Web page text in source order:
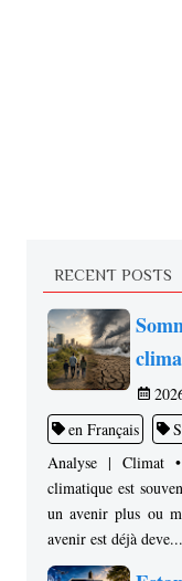
RECENT POSTS
en Français
Analyse | Climat
climatique est
un avenir plus ou
avenir est déjà deve...